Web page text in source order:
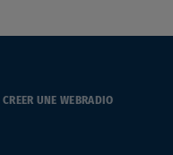
CREER UNE WEBRADIO